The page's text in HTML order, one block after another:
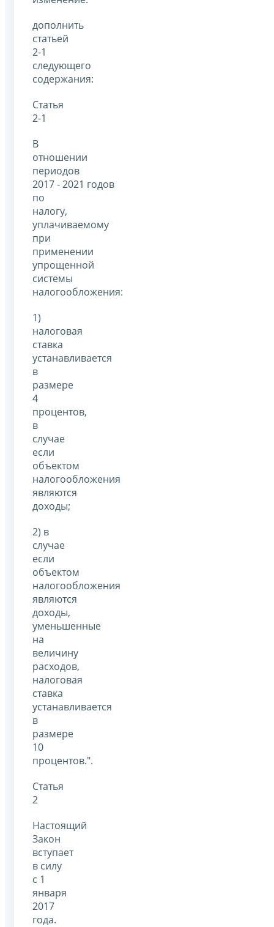
дополнить
статьей
2-1
следующего
содержания:
Статья
2-1
В
отношении
периодов
2017 - 2021 годов
по
налогу,
уплачиваемому
при
применении
упрощенной
системы
налогообложения:
1)
налоговая
ставка
устанавливается
в
размере
4
процентов,
в
случае
если
объектом
налогообложения
являются
доходы;
2) в
случае
если
объектом
налогообложения
являются
доходы,
уменьшенные
на
величину
расходов,
налоговая
ставка
устанавливается
в
размере
10
процентов.".
Статья
2
Настоящий
Закон
вступает
в силу
с 1
января
2017
года.